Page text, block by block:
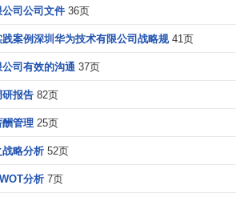
CEO任正非退出公司 董事，前华为
代表人、董事长，由田兴普接任。此
直军、胡厚昆、徐文伟、郭平4名主要
22日北京华为
亚芳、原副董事长任正非、原董事徐
司公司文件 36页
案例深圳华为技术有限公司战略规 41页
司有效的沟通 37页
研报告 82页
酬管理 25页
略分析 52页
分析 7页